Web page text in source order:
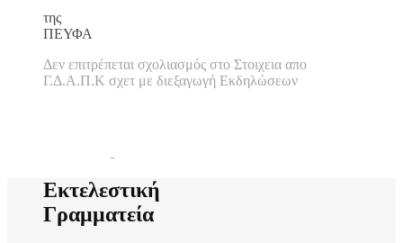
της
ΠΕΥΦΑ
Δεν επιτρέπεται σχολιασμός στο Στοιχεια απο
Γ.Δ.Α.Π.Κ σχετ με διεξαγωγή Εκδηλώσεων
Εκτελεστική
Γραμματεία